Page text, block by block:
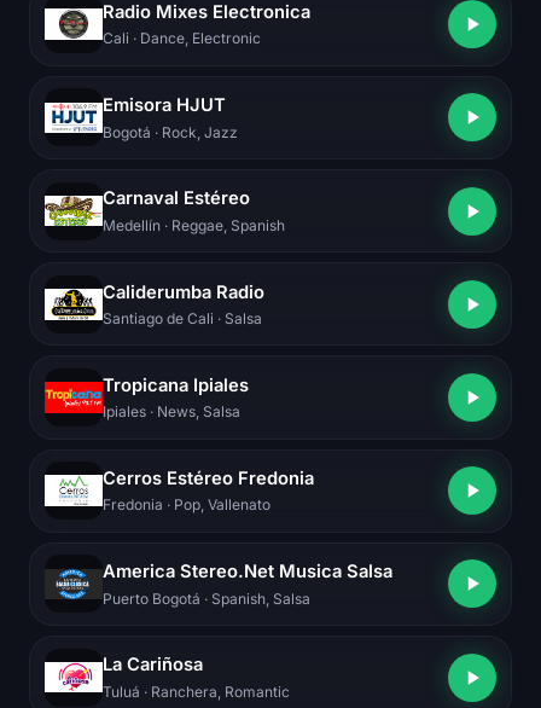
Radio Mixes Electronica
Cali · Dance, Electronic
Emisora HJUT
Bogotá · Rock, Jazz
Carnaval Estéreo
Medellín · Reggae, Spanish
Caliderumba Radio
Santiago de Cali · Salsa
Tropicana Ipiales
Ipiales · News, Salsa
Cerros Estéreo Fredonia
Fredonia · Pop, Vallenato
America Stereo.Net Musica Salsa
Puerto Bogotá · Spanish, Salsa
La Cariñosa
Tuluá · Ranchera, Romantic